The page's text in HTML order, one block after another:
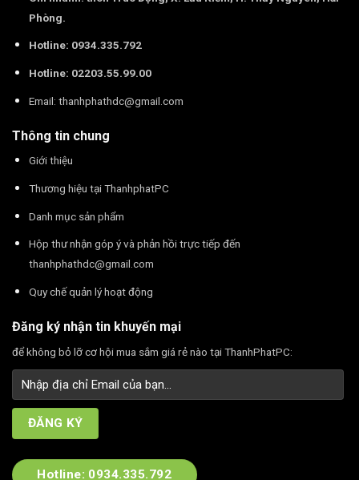
Phòng.
Hotline: 0934.335.792
Hotline: 02203.55.99.00
Email: thanhphathdc@gmail.com
Thông tin chung
Giới thiệu
Thương hiệu tại ThanhphatPC
Danh mục sản phẩm
Hộp thư nhận góp ý và phản hồi trực tiếp đến
thanhphathdc@gmail.com
Quy chế quản lý hoạt động
Đăng ký nhận tin khuyến mại
để không bỏ lỡ cơ hội mua sắm giá rẻ nào tại ThanhPhatPC:
Hotline: 0934.335.792